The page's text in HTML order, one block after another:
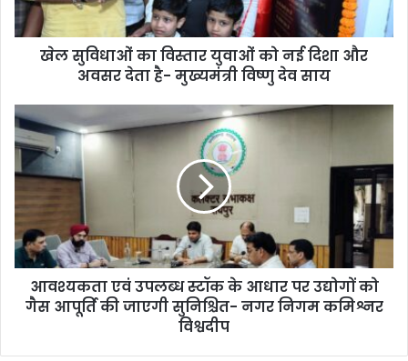
खेल सुविधाओं का विस्तार युवाओं को नई दिशा और
अवसर देता है- मुख्यमंत्री विष्णु देव साय
आवश्यकता एवं उपलब्ध स्टॉक के आधार पर उद्योगों को
गैस आपूर्ति की जाएगी सुनिश्चित- नगर निगम कमिश्नर
विश्वदीप